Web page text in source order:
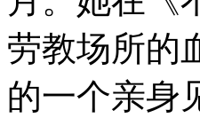
劳教场所的
的一个亲身